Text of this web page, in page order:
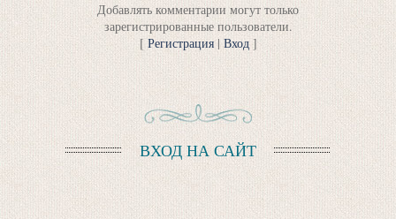
Добавлять комментарии могут только
зарегистрированные пользователи.
[ Регистрация| Вход]
ВХОД НА САЙТ